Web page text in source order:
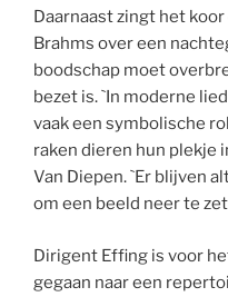
Daarnaast zingt het
Brahms over een
boodschap moet
bezet is. `In moderne
vaak een symbolische
raken dieren hun plekje
Van Diepen. `Er blijven
om een beeld neer te
Dirigent Effing is voor
gegaan naar een